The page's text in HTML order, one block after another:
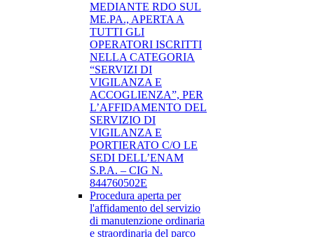
MEDIANTE RDO SUL
ME.PA., APERTA A
TUTTI GLI
OPERATORI ISCRITTI
NELLA CATEGORIA
“SERVIZI DI
VIGILANZA E
ACCOGLIENZA”, PER
L’AFFIDAMENTO DEL
SERVIZIO DI
VIGILANZA E
PORTIERATO C/O LE
SEDI DELL’ENAM
S.P.A. – CIG N.
844760502E
Procedura aperta per
l'affidamento del servizio
di manutenzione ordinaria
e straordinaria del parco